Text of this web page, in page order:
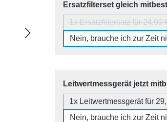
Ersatzfilterset gleich
1x Ersatzfiltersatz für 24,90
(Diese
Nein, brauche ich zur Zeit
Leitwertmessgerät jetzt
1x Leitwertmessgerät für
Nein, brauche ich zur Zeit